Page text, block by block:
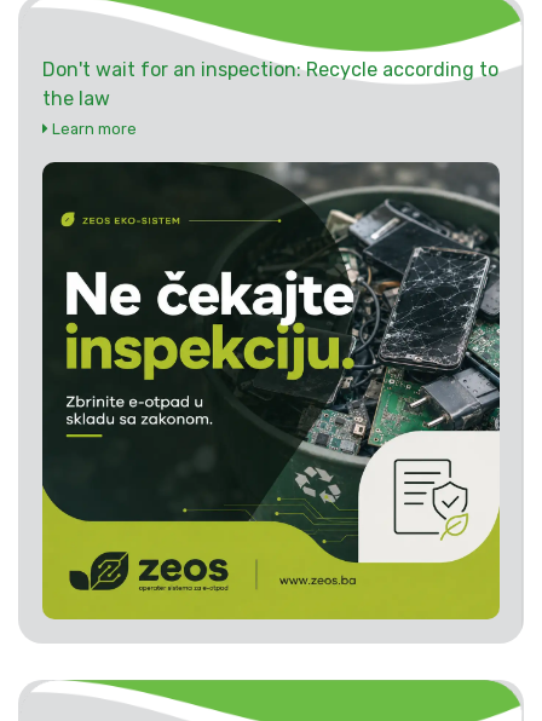
Don't wait for an inspection: Recycle according to
the law
Learn more